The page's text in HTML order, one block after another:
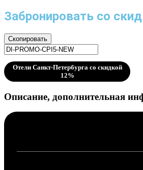
Забронировать со
Скопировать
Отели Санкт-Петербурга со скидкой
12%
Описание, дополнительная